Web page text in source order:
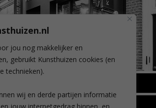
jou nog makkelijker en
gebruikt Kunsthuizen cookies (en
technieken).
wij en derde partijen informatie